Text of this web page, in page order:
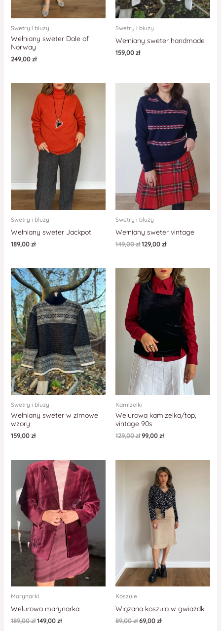
Swetry i bluzy
Wełniany sweter Dale of
Norway
249,00zł
Swetry i bluzy
Wełniany sweter handmade
159,00zł
Swetry i bluzy
Wełniany sweter Jackpot
189,00zł
Swetry i bluzy
Wełniany sweter vintage
149,00zł129,00zł
Swetry i bluzy
Wełniany sweter w zimowe
wzory
159,00zł
Kamizelki
Welurowa kamizelka/top,
vintage 90s
129,00zł99,00zł
Marynarki
Welurowa marynarka
189,00zł 149,00zł
Koszule
Wiązana koszula w gwiazdki
89,00zł69,00zł